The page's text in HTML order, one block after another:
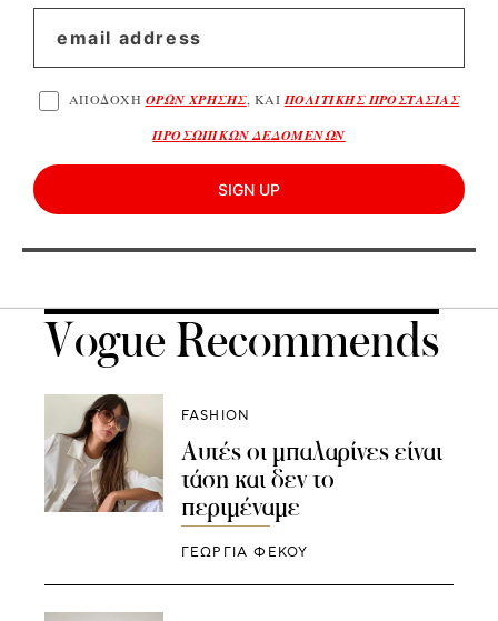
ΑΠΟΔΟΧΗ ΟΡΩΝ ΧΡΗΣΗΣ, ΚΑΙ ΠΟΛΙΤΙΚΗΣ ΠΡΟΣΤΑΣΙΑΣ
ΠΡΟΣΩΠΙΚΩΝ ΔΕΔΟΜΕΝΩΝ
SIGN UP
Vogue Recommends
FASHION
Αυτές οι μπαλαρίνες είναι
τάση και δεν το
περιμέναμε
ΓΕΩΡΓΙΑ ΦΕΚΟΥ